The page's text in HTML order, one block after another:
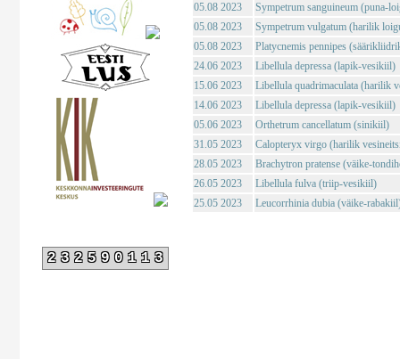
232590113
05.08 2023
Sympetrum sanguineum (puna-
05.08 2023
Sympetrum vulgatum (harilik
05.08 2023
Platycnemis pennipes
24.06 2023
Libellula depressa (lapik-vesikiil)
15.06 2023
Libellula quadrimaculata (harilik
14.06 2023
Libellula depressa (lapik-vesikiil)
05.06 2023
Orthetrum cancellatum (sinikiil)
31.05 2023
Calopteryx virgo (harilik
28.05 2023
Brachytron pratense (väike-
26.05 2023
Libellula fulva (triip-vesikiil)
25.05 2023
Leucorrhinia dubia (väike-